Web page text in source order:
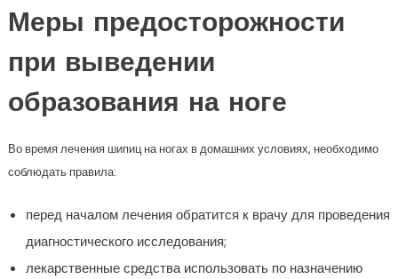
Меры предосторожности
при выведении
образования на ноге
Во время лечения шипиц на ногах в домашних условиях, необходимо
соблюдать правила:
перед началом лечения обратится к врачу для проведения
диагностического исследования;
лекарственные средства использовать по назначению